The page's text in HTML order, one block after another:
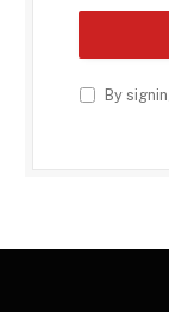
By